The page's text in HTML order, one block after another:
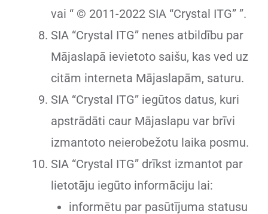
vai “ © 2011-2022 SIA “Crystal ITG” ”.
SIA “Crystal ITG” nenes atbildību par
Mājaslapā ievietoto saišu, kas ved uz
citām interneta Mājaslapām, saturu.
SIA “Crystal ITG” iegūtos datus, kuri
apstrādāti caur Mājaslapu var brīvi
izmantoto neierobežotu laika posmu.
SIA “Crystal ITG” drīkst izmantot par
lietotāju iegūto informāciju lai:
informētu par pasūtījuma statusu